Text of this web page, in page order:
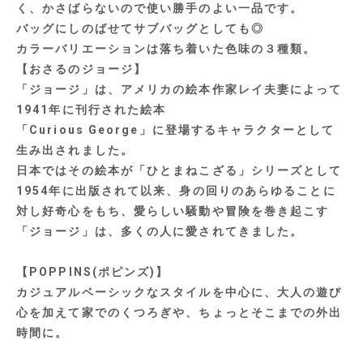
く、かさばらないので使い勝手のよい一品です。
バッグにしのばせてサブバッグとしても◎
カラーバリエーションは落ち着いた色味の３種類。
【おさるのジョージ】
「ジョージ」は、アメリカの絵本作家レイ夫妻によって
1941年に刊行された絵本
「Curious George」に登場するキャラクターとして
生み出されました。
日本ではその絵本が「ひとまねこざる」シリーズとして
1954年に出版されて以来、身の回りのあらゆることに
対し好奇心をもち、愛らしい騒動や冒険を巻き起こす
「ジョージ」は、多くの人に愛されてきました。
【POPPINS(ポピンズ)】
カジュアルベーシックなスタイルを中心に、大人の遊び
心を加えて家でのくつろぎや、ちょっとそこまでの外出
時間に。